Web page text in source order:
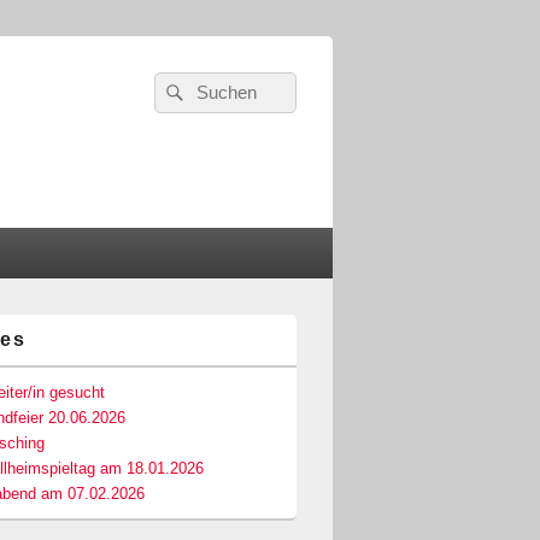
Suchen
nach:
Suchen
in gesucht
20.06.2026
am 18.01.2026
am 07.02.2026